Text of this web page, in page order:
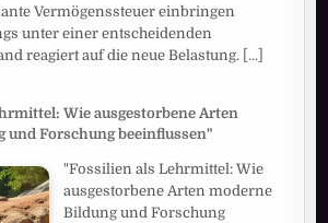
Vermögenssteuer einbringen
unter einer entscheidenden
reagiert auf die neue Belastung. [...]
Wie ausgestorbene Arten
und Forschung beeinflussen"
"Fossilien als Lehrmittel: Wie
ausgestorbene Arten moderne
Bildung und Forschung